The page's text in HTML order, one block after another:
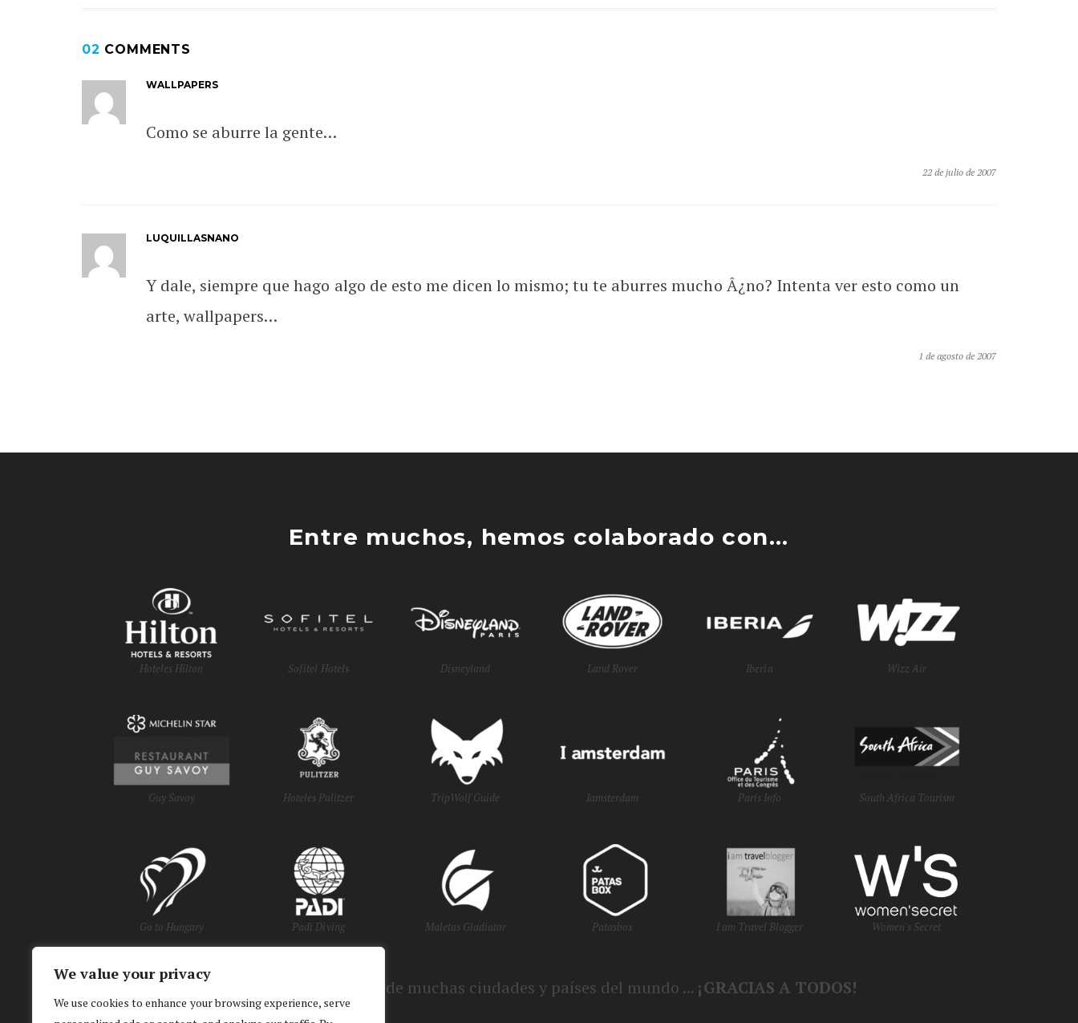
We value your privacy
We use cookies to enhance your browsing experience, serve
02 COMMENTS
WALLPAPERS
Como se aburre la gente…
22 de julio de 2007
LUQUILLASNANO
Y dale, siempre que hago algo de esto me dicen lo mismo; tu te aburres mucho Â¿no? Intenta ver esto como un
arte, wallpapers…
1 de agosto de 2007
Entre muchos, hemos colaborado con...
Hoteles Hilton Sofitel Hotels Disneyland Land Rover Iberia Wizz Air
Guy Savoy Hoteles Pulitzer TripWolf Guide Iamsterdam Paris Info South Africa Tourism
Go to Hungary Padi Diving Maletas Gladiator Patasbox I am Travel Blogger Women's Secret
y Oficinas de Turismo de muchas ciudades y países del mundo ... ¡GRACIAS A TODOS!